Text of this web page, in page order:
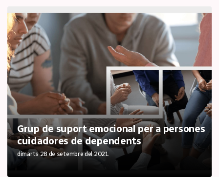
Grup de suport emocional per a persones
cuidadores de dependents
dimarts 28 de setembre del 2021